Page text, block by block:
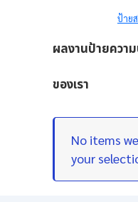
ป้าย
ผลงานป้ายควา
ของเรา
No items
your